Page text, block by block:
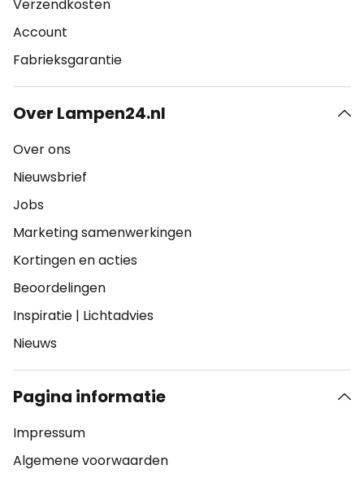
Verzendkosten
Account
Fabrieksgarantie
Over Lampen24.nl
Over ons
Nieuwsbrief
Jobs
Marketing samenwerkingen
Kortingen en acties
Beoordelingen
Inspiratie | Lichtadvies
Nieuws
Pagina informatie
Impressum
Algemene voorwaarden